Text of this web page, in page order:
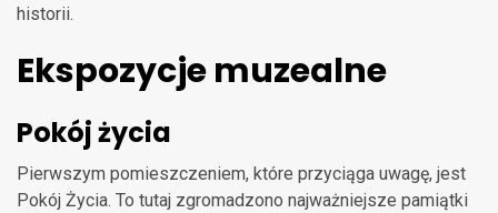
historii.
Ekspozycje muzealne
Pokój życia
Pierwszym pomieszczeniem, które przyciąga uwagę, jest
Pokój Życia. To tutaj zgromadzono najważniejsze pamiątki